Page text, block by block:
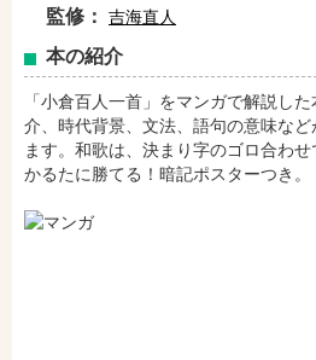
監修： 吉海直人
本の紹介
「小倉百人一首」をマンガで解説し
介、時代背景、文法、語句の意味な
ます。和歌は、決まり字のゴロ合わせ
かるたに勝てる！暗記ポスターつき。